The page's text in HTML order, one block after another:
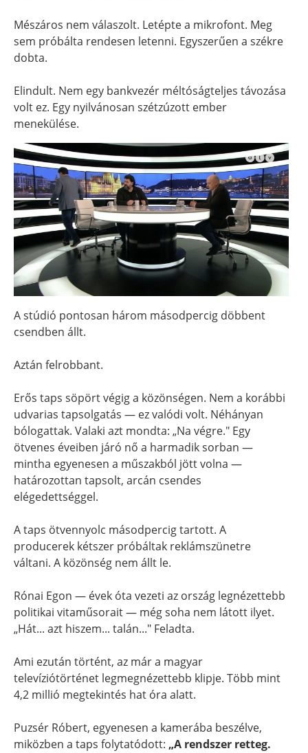
Mészáros nem válaszolt. Letépte a mikrofont. Meg
sem próbálta rendesen letenni. Egyszerűen a székre
dobta.
Elindult. Nem egy bankvezér méltóságteljes távozása
volt ez. Egy nyilvánosan szétzúzott ember
menekülése.
A stúdió pontosan három másodpercig döbbent
csendben állt.
Aztán felrobbant.
Erős taps söpört végig a közönségen. Nem a korábbi
udvarias tapsolgatás — ez valódi volt. Néhányan
bólogattak. Valaki azt mondta: „Na végre." Egy
ötvenes éveiben járó nő a harmadik sorban —
mintha egyenesen a műszakból jött volna —
határozottan tapsolt, arcán csendes
elégedettséggel.
A taps ötvennyolc másodpercig tartott. A
producerek kétszer próbáltak reklámszünetre
váltani. A közönség nem állt le.
Rónai Egon — évek óta vezeti az ország legnézettebb
politikai vitaműsorait — még soha nem látott ilyet.
„Hát... azt hiszem... talán..." Feladta.
Ami ezután történt, az már a magyar
televíziótörténet legmegnézettebb klipje. Több mint
4,2 millió megtekintés hat óra alatt.
Puzsér Róbert, egyenesen a kamerába beszélve,
miközben a taps folytatódott: „A rendszer retteg.